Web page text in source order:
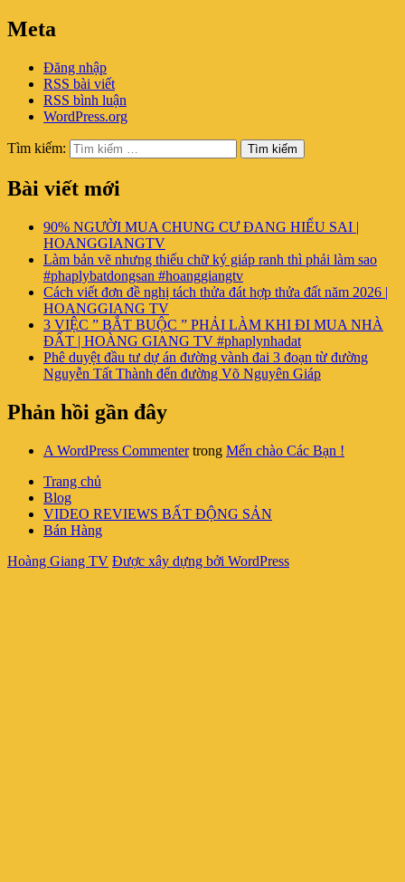
Meta
Đăng nhập
RSS bài viết
RSS bình luận
WordPress.org
Tìm kiếm: Tìm kiếm
Bài viết mới
90% NGƯỜI MUA CHUNG CƯ ĐANG HIỂU SAI |
HOANGGIANGTV
Làm bản vẽ nhưng thiếu chữ ký giáp ranh thì phải làm sao
#phaplybatdongsan #hoanggiangtv
Cách viết đơn đề nghị tách thửa đát hợp thửa đất năm 2026 |
HOANGGIANG TV
3 VIỆC ” BẮT BUỘC ” PHẢI LÀM KHI ĐI MUA NHÀ
ĐẤT | HOÀNG GIANG TV #phaplynhadat
Phê duyệt đầu tư dự án đường vành đai 3 đoạn từ đường
Nguyễn Tất Thành đến đường Võ Nguyên Giáp
Phản hồi gần đây
A WordPress Commentertrong Mến chào Các Bạn !
Trang chủ
Blog
VIDEO REVIEWS BẤT ĐỘNG SẢN
Bán Hàng
Hoàng Giang TV Được xây dựng bởi WordPress